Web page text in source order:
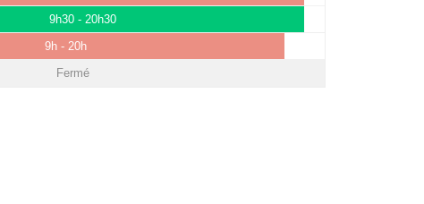
9h30 - 20h30
9h - 20h
Fermé